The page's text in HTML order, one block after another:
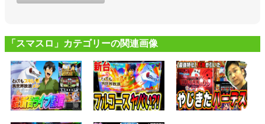
「スマスロ」カテゴリーの関連画像